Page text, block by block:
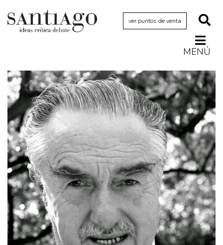
ver puntos de venta
MENÚ
Actualidad
Archivo Cenfoto-UDP
Arquetipos de situación
Artes visuales
Ciencia
Cine y televisión
Ciudad
Cómics
Críticas
Cultura
Diccionario portátil de la literatura chilena